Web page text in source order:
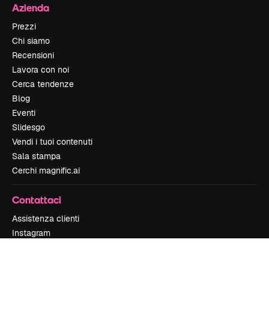
Azienda
Prezzi
Chi siamo
Recensioni
Lavora con noi
Cerca tendenze
Blog
Eventi
Slidesgo
Vendi i tuoi contenuti
Sala stampa
Cerchi magnific.ai
Contattaci
Assistenza clienti
Instagram